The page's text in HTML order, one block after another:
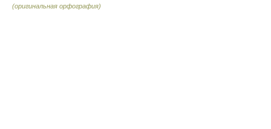
(оригинальная орфография)